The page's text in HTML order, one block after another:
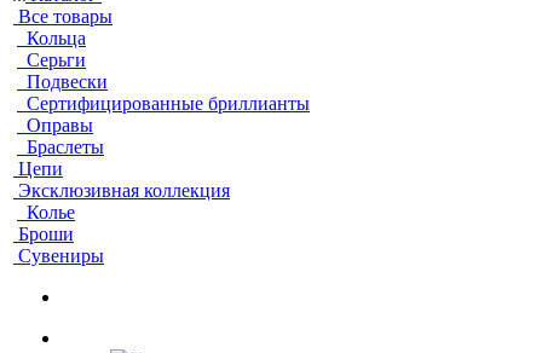
Все товары
Кольца
Серьги
Подвески
Сертифицированные бриллианты
Оправы
Браслеты
Цепи
Эксклюзивная коллекция
Колье
Броши
Сувениры